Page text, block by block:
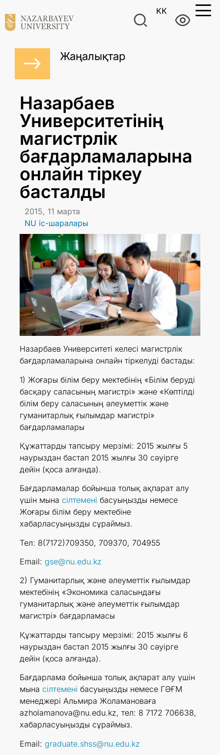
KK
Жаңалықтар
Назарбаев
Университетінің
магистрлік
бағдарламаларына
онлайн тіркеу
басталды
2015, 11 марта
NU іс-шаралары
Назарбаев Университеті келесі магистрлік
бағдарламаларына онлайн тіркелуді бастады:
1) Жоғары білім беру мектебінің «Білім беруді
басқару саласының магистрі» және «Көптілді
білім беру саласының әлеуметтік және
гуманитарлық ғылымдар магистрі»
бағдарламалары
Құжаттарды тапсыру мерзімі: 2015 жылғы 5
наурыздан бастап 2015 жылғы 30 сәуірге
дейін (қоса алғанда).
Бағдарламалар бойынша толық ақпарат алу
үшін мына сілтемені басуыңызды немесе
Жоғары білім беру мектебіне
хабарласуыңызды сұраймыз.
Тел: 8(7172)709350, 709370, 704955
Email: gse@nu.edu.kz
2) Гуманитарлық және әлеуметтік ғылымдар
мектебінің «Экономика саласындағы
гуманитарлық және әлеуметтік ғылымдар
магистрі» бағдарламасы
Құжаттарды тапсыру мерзімі: 2015 жылғы 6
наурыздан бастап 2015 жылғы 30 сәуірге
дейін (қоса алғанда).
Бағдарлама бойынша толық ақпарат алу үшін
мына сілтемені басуыңызды немесе ГӘҒМ
менеджері Альмира Жоламановаға
azholamanova@nu.edu.kz, тел: 8 7172 706638,
хабарласуыңызды сұраймыз.
Email: graduate.shss@nu.edu.kz